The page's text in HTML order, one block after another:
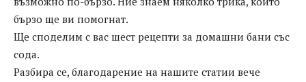
бързо ще ви помогнат.
Ще споделим с вас шест рецепти за домашни бани със
сода.
Разбира се, благодарение на нашите статии вече